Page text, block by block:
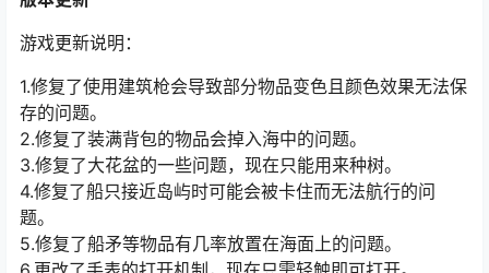
游戏更新说明：
1.修复了使用建筑枪会导致部分物品变色且颜色效果无法保
存的问题。
2.修复了装满背包的物品会掉入海中的问题。
3.修复了大花盆的一些问题，现在只能用来种树。
4.修复了船只接近岛屿时可能会被卡住而无法航行的问
题。
5.修复了船矛等物品有几率放置在海面上的问题。